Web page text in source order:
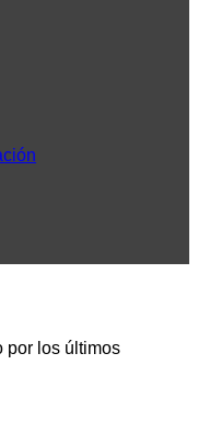
por los últimos